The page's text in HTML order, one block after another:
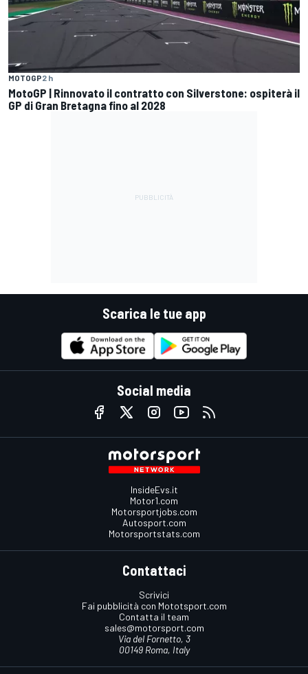
MOTOGP2 h
MotoGP | Rinnovato il contratto con Silverstone: ospiterà il
GP di Gran Bretagna fino al 2028
Scarica le tue app
Social media
InsideEvs.it
Motor1.com
Motorsportjobs.com
Autosport.com
Motorsportstats.com
Contattaci
Scrivici
Fai pubblicità con Mototsport.com
Contatta il team
sales@motorsport.com
Via del Fornetto, 3
00149 Roma, Italy